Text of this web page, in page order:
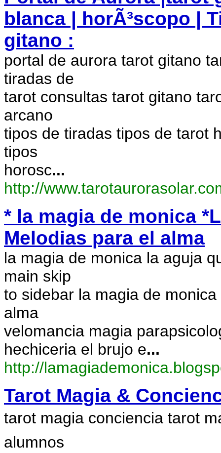
blanca | horÃ³scopo |
gitano :
portal de aurora tarot gitano
tiradas de
tarot consultas tarot gitano
arcano
tipos de tiradas tipos de tarot
tipos
horosc...
http://
* la magia de monica
Melodias para el alma
la magia de monica la aguja
main skip
to sidebar la magia de
alma
velomancia magia
hechiceria el brujo e...
http://
Tarot Magia &
tarot magia conciencia tarot
alumnos